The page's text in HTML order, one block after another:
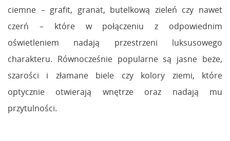
ciemne – grafit, granat, butelkową zieleń czy nawet
czerń – które w połączeniu z odpowiednim
oświetleniem nadają przestrzeni luksusowego
charakteru. Równocześnie popularne są jasne beże,
szarości i złamane biele czy kolory ziemi, które
optycznie otwierają wnętrze oraz nadają mu
przytulności.